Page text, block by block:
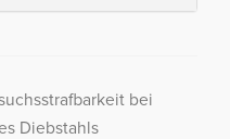
bei
Diebstahls